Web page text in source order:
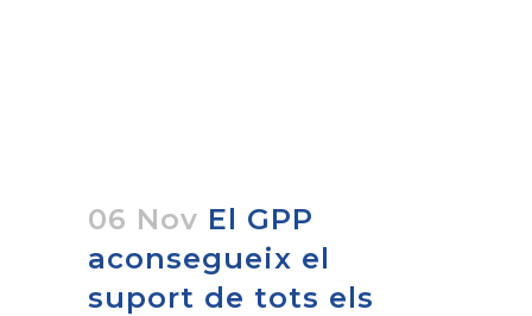
06 Nov El GPP
aconsegueix el
suport de tots els